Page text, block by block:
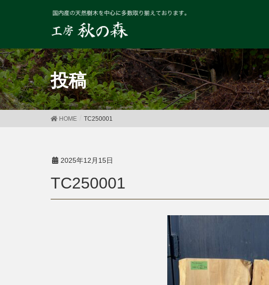
投稿
HOME TC250001
2025年12月15日
TC250001